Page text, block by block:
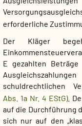
erforderliche
Der Kläger
E gezahlten
schuldrechtlichen
Abs. 1a Nr. 4 EStG).
auf die Durchführung
sich nur auf den